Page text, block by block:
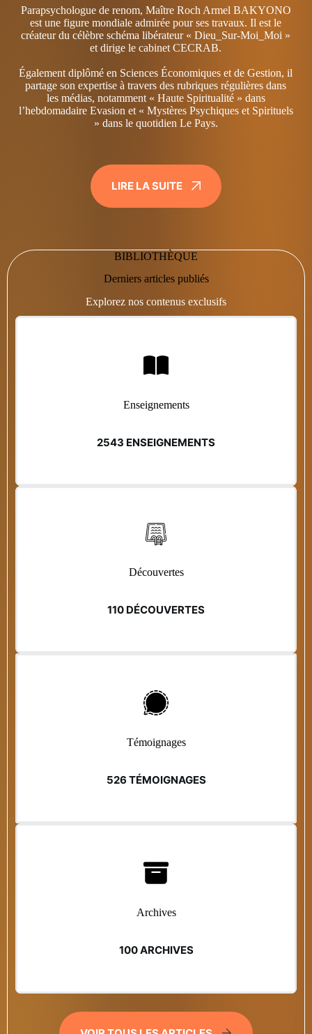
Parapsychologue de renom, Maître Roch Armel BAKYONO
est une figure mondiale admirée pour ses travaux. Il est le
créateur du célèbre schéma libérateur « Dieu_Sur-Moi_Moi »
et dirige le cabinet CECRAB.
Également diplômé en Sciences Économiques et de Gestion, il
partage son expertise à travers des rubriques régulières dans
les médias, notamment « Haute Spiritualité » dans
l’hebdomadaire Evasion et « Mystères Psychiques et Spirituels
» dans le quotidien Le Pays.
LIRE LA SUITE
BIBLIOTHÈQUE
Derniers articles publiés
Explorez nos contenus exclusifs
Enseignements
2543 ENSEIGNEMENTS
Découvertes
110 DÉCOUVERTES
Témoignages
526 TÉMOIGNAGES
Archives
100 ARCHIVES